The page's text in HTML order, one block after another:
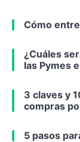
Cómo
¿Cuáles
las Pymes
3 claves y
compras
5 pasos